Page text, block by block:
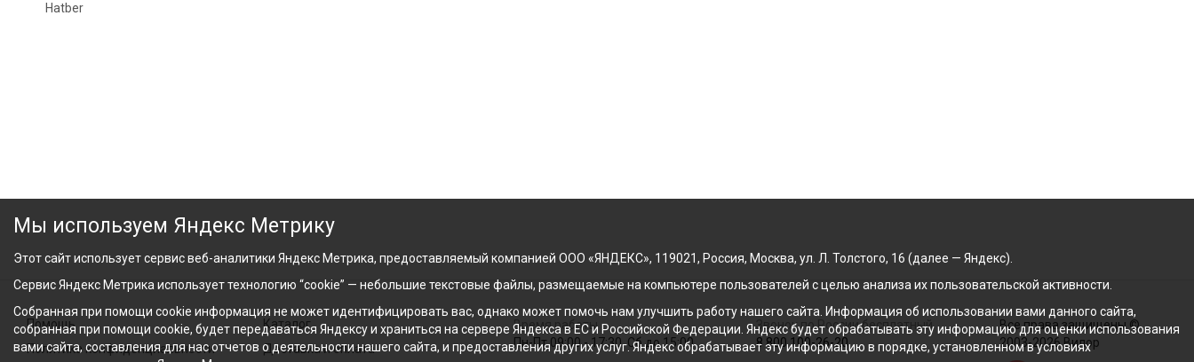
Hatber
Помощь
Политика конфиденциальности
Каталог
Доставка и оплата
Время работы
Пн-Пт 09:00 - 17:30, Сб до 15:00
Звонок по России бесплатный
8 800 100-26-20
Все права защищены ©
2003-2026 Вилор
Мы используем Яндекс Метрику
Этот сайт использует сервис веб-аналитики Яндекс Метрика, предоставляемый компанией ООО «ЯНДЕКС», 119021, Россия, Москва, ул. Л. Толстого, 16 (далее — Яндекс).
Сервис Яндекс Метрика использует технологию “cookie” — небольшие текстовые файлы, размещаемые на компьютере пользователей с целью анализа их пользовательской активности.
Собранная при помощи cookie информация не может идентифицировать вас, однако может помочь нам улучшить работу нашего сайта. Информация об использовании вами данного сайта,
собранная при помощи cookie, будет передаваться Яндексу и храниться на сервере Яндекса в ЕС и Российской Федерации. Яндекс будет обрабатывать эту информацию для оценки использования
вами сайта, составления для нас отчетов о деятельности нашего сайта, и предоставления других услуг. Яндекс обрабатывает эту информацию в порядке, установленном в условиях